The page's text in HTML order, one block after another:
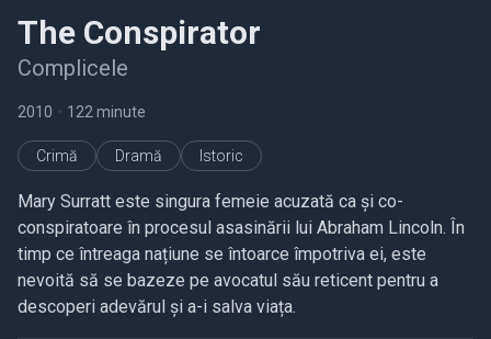
The Conspirator
Complicele
2010 • 122 minute
Crimă Dramă Istoric
Mary Surratt este singura femeie acuzată ca și co-
conspiratoare în procesul asasinării lui Abraham Lincoln. În
timp ce întreaga națiune se întoarce împotriva ei, este
nevoită să se bazeze pe avocatul său reticent pentru a
descoperi adevărul și a-i salva viața.